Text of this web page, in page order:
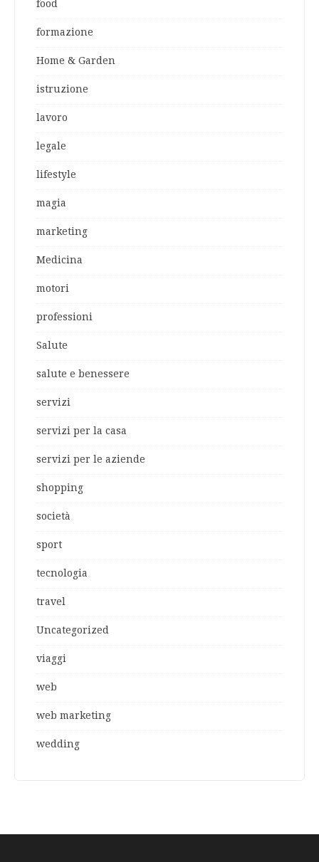
food
formazione
Home & Garden
istruzione
lavoro
legale
lifestyle
magia
marketing
Medicina
motori
professioni
Salute
salute e benessere
servizi
servizi per la casa
servizi per le aziende
shopping
società
sport
tecnologia
travel
Uncategorized
viaggi
web
web marketing
wedding